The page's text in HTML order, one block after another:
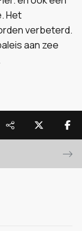
Het
verbeterd.
aan zee